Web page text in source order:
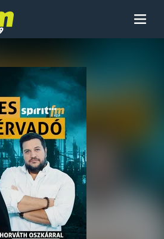
Menü
Műsoraink
Arcaink
Műsor